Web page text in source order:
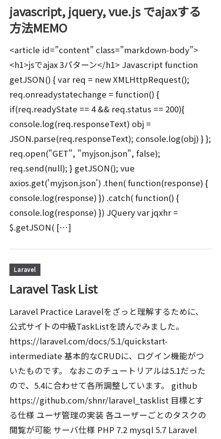
javascript, jquery, vue.js でajaxする
方法MEMO
<article id=”content” class=”markdown-body”>
<h1>jsでajax 3パターン</h1> Javascript function
getJSON() { var req = new XMLHttpRequest();
req.onreadystatechange = function() {
if(req.readyState == 4 && req.status == 200){
console.log(req.responseText) obj =
JSON.parse(req.responseText); console.log(obj) } };
req.open("GET", "myjson.json", false);
req.send(null); } getJSON(); vue
axios.get('myjson.json') .then( function(response) {
console.log(response) }) .catch( function() {
console.log(response) }) JQuery var jqxhr =
$.getJSON( […]
Laravel
Laravel Task List
Laravel Practice Laravelをざっと理解するために、
公式サイトの中級TaskListを読んでみました。
https://laravel.com/docs/5.1/quickstart-
intermediate 基本的なCRUDに、ログイン機能がつ
いたものです。 なおこのチュートリアルは5.1だった
ので、5.4に合わせて各所調整しています。 github
https://github.com/shnr/laravel_tasklist 目標とす
る仕様 ユーザ管理の実装 各ユーザーごとのタスクの
閲覧が可能 サーバ仕様 PHP 7.2 mysql 5.7 Laravel